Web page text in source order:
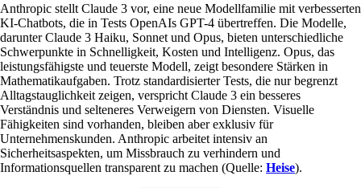
Anthropic stellt Claude 3 vor, eine neue Modellfamilie mit verbesserten
KI-Chatbots, die in Tests OpenAIs GPT-4 übertreffen. Die Modelle,
darunter Claude 3 Haiku, Sonnet und Opus, bieten unterschiedliche
Schwerpunkte in Schnelligkeit, Kosten und Intelligenz. Opus, das
leistungsfähigste und teuerste Modell, zeigt besondere Stärken in
Mathematikaufgaben. Trotz standardisierter Tests, die nur begrenzt
Alltagstauglichkeit zeigen, verspricht Claude 3 ein besseres
Verständnis und selteneres Verweigern von Diensten. Visuelle
Fähigkeiten sind vorhanden, bleiben aber exklusiv für
Unternehmenskunden. Anthropic arbeitet intensiv an
Sicherheitsaspekten, um Missbrauch zu verhindern und
Informationsquellen transparent zu machen (Quelle: Heise).